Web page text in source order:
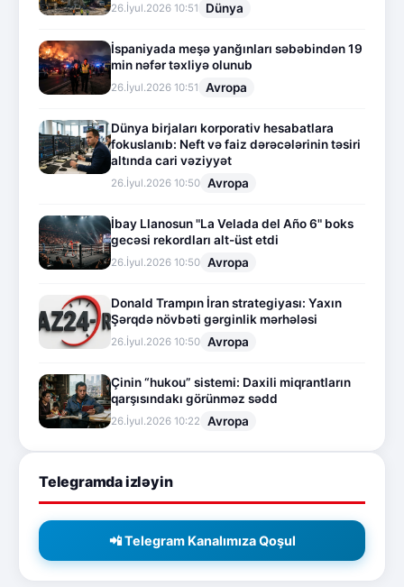
26.İyul.2026 10:51 Dünya
İspaniyada meşə yanğınları səbəbindən 19
min nəfər təxliyə olunub
26.İyul.2026 10:51 Avropa
Dünya birjaları korporativ hesabatlara
fokuslanıb: Neft və faiz dərəcələrinin təsiri
altında cari vəziyyət
26.İyul.2026 10:50 Avropa
İbay Llanosun "La Velada del Año 6" boks
gecəsi rekordları alt-üst etdi
26.İyul.2026 10:50 Avropa
Donald Trampın İran strategiyası: Yaxın
Şərqdə növbəti gərginlik mərhələsi
26.İyul.2026 10:50 Avropa
Çinin “hukou” sistemi: Daxili miqrantların
qarşısındakı görünməz sədd
26.İyul.2026 10:22 Avropa
Telegramda izləyin
📲 Telegram Kanalımıza Qoşul